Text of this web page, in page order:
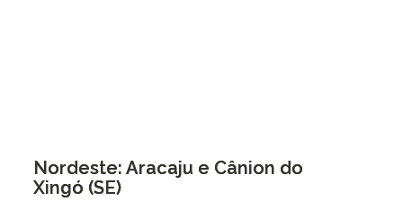
Nordeste: Aracaju e Cânion do
Xingó (SE)